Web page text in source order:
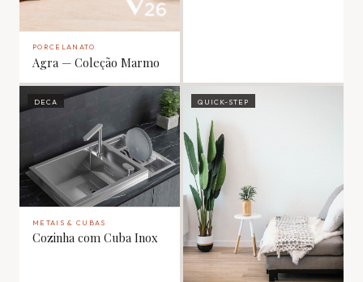
PORCELANATO
Agra — Coleção Marmo
DECA
METAIS & CUBAS
Cozinha com Cuba Inox
QUICK-STEP